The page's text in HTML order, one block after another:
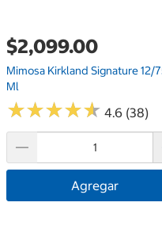
$2,099.00
Mimosa Kirkland Signature 12/
Ml
★★★★★
★★★★★ 4.6 (38)
Agregar